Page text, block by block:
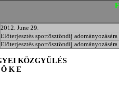
2012. June 29.
Előterjesztés sportösztöndíj adományozására
Előterjesztés sportösztöndíj adományozására